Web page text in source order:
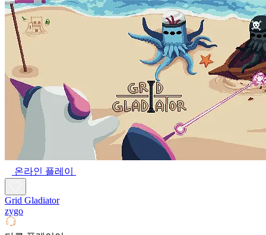
온라인 플레이
Grid Gladiator
zygo